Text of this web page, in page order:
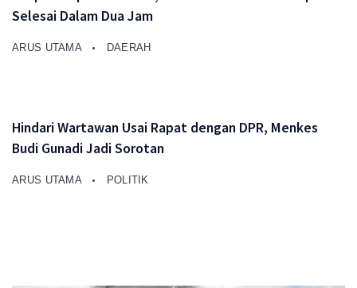
Selesai Dalam Dua Jam
ARUS UTAMA DAERAH
Hindari Wartawan Usai Rapat dengan DPR, Menkes
Budi Gunadi Jadi Sorotan
ARUS UTAMA POLITIK